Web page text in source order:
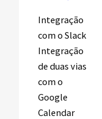
Integração
com o Slack
Integração
de duas vias
com o
Google
Calendar